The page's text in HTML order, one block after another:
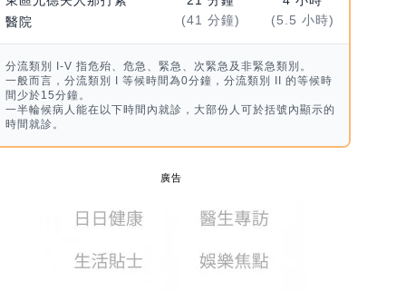
醫院
(41 分鐘)
(5.5 小時)
分流類別 I-V 指危殆、危急、緊急、次緊急及非緊急類別。
一般而言，分流類別 I 等候時間為0分鐘，分流類別 II 的等候時
間少於15分鐘。
一半輪候病人能在以下時間內就診，大部份人可於括號內顯示的
時間就診。
廣告